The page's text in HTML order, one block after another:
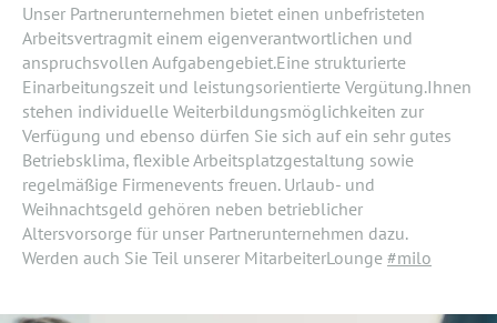
Unser Partnerunternehmen bietet einen unbefristeten
Arbeitsvertragmit einem eigenverantwortlichen und
anspruchsvollen Aufgabengebiet.Eine strukturierte
Einarbeitungszeit und leistungsorientierte Vergütung.Ihnen
stehen individuelle Weiterbildungsmöglichkeiten zur
Verfügung und ebenso dürfen Sie sich auf ein sehr gutes
Betriebsklima, flexible Arbeitsplatzgestaltung sowie
regelmäßige Firmenevents freuen. Urlaub- und
Weihnachtsgeld gehören neben betrieblicher
Altersvorsorge für unser Partnerunternehmen dazu.
Werden auch Sie Teil unserer MitarbeiterLounge #milo